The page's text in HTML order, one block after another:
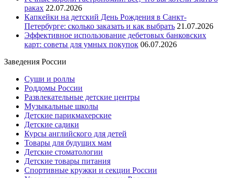
раках 22.07.2026
Капкейки на детский День Рождения в Санкт-
Петербурге: сколько заказать и как выбрать 21.07.2026
Эффективное использование дебетовых банковских
карт: советы для умных покупок 06.07.2026
Заведения России
Суши и роллы
Роддомы России
Развлекательные детские центры
Музыкальные школы
Детские парикмахерские
Детские садики
Курсы английского для детей
Товары для будущих мам
Детские стоматологии
Детские товары питания
Спортивные кружки и секции России